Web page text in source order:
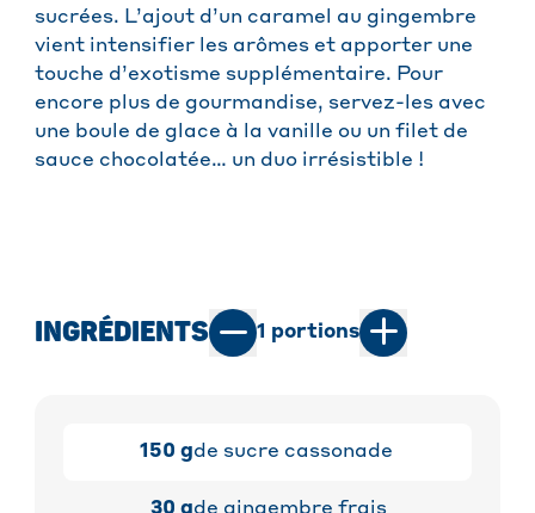
sucrées. L’ajout d’un caramel au gingembre
vient intensifier les arômes et apporter une
touche d’exotisme supplémentaire. Pour
encore plus de gourmandise, servez-les avec
une boule de glace à la vanille ou un filet de
sauce chocolatée… un duo irrésistible !
INGRÉDIENTS 1 portions
150 gde sucre cassonade
30 gde gingembre frais